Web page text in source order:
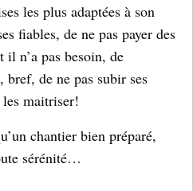
les plus adaptées à son
fiables, de ne pas payer des
il n’a pas besoin, de
bref, de ne pas subir ses
maitriser!
chantier bien préparé,
sérénité…